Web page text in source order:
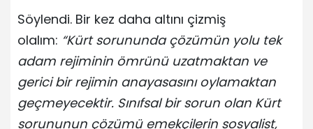
Söylendi. Bir kez daha altını çizmiş
olalım: “Kürt sorununda çözümün yolu tek
adam rejiminin ömrünü uzatmaktan ve
gerici bir rejimin anayasasını oylamaktan
geçmeyecektir. Sınıfsal bir sorun olan Kürt
sorununun çözümü emekçilerin sosyalist,